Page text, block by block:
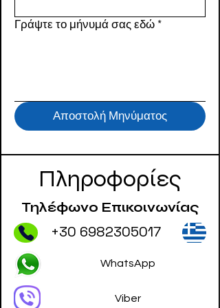
Γράψτε το μήνυμά σας εδώ *
Αποστολή Μηνύματος
Πληροφορίες
Τηλέφωνο Επικοινωνίας
+30 6982305017
WhatsApp
Viber